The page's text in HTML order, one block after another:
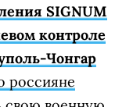
SIGNUM
контроле
Чонгар
россияне